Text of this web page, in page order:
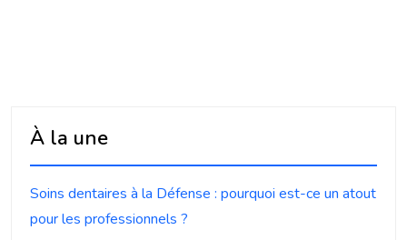
À la une
Soins dentaires à la Défense : pourquoi est-ce un atout
pour les professionnels ?